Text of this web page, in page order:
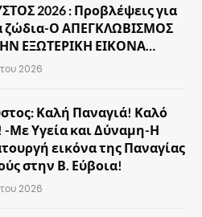
2026 : Προβλέψεις για
ζώδια-Ο ΑΠΕΓΚΛΩΒΙΣΜΟΣ
ΕΞΩΤΕΡΙΚΗ ΕΙΚΟΝΑ…
2026
Καλή Παναγιά! Καλό
Με Υγεία και Δύναμη-Η
εικόνα της Παναγίας
στην Β. Εύβοια!
2026